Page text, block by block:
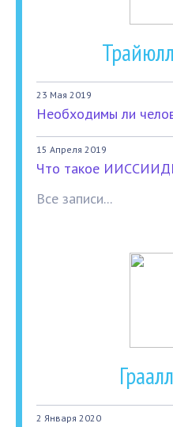
23 Мая 2019
Необходимы ли
15 Апреля 2019
Что такое
Все записи...
2 Января 2020